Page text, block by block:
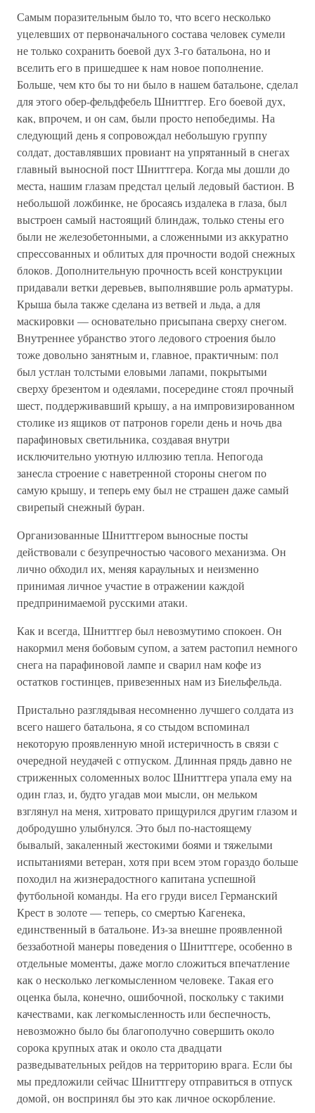
Самым поразительным было то, что всего несколько
уцелевших от первоначального состава человек сумели
не только сохранить боевой дух 3-го батальона, но и
вселить его в пришедшее к нам новое пополнение.
Больше, чем кто бы то ни было в нашем батальоне, сделал
для этого обер-фельдфебель Шниттгер. Его боевой дух,
как, впрочем, и он сам, были просто непобедимы. На
следующий день я сопровождал небольшую группу
солдат, доставлявших провиант на упрятанный в снегах
главный выносной пост Шниттгера. Когда мы дошли до
места, нашим глазам предстал целый ледовый бастион. В
небольшой ложбинке, не бросаясь издалека в глаза, был
выстроен самый настоящий блиндаж, только стены его
были не железобетонными, а сложенными из аккуратно
спрессованных и облитых для прочности водой снежных
блоков. Дополнительную прочность всей конструкции
придавали ветки деревьев, выполнявшие роль арматуры.
Крыша была также сделана из ветвей и льда, а для
маскировки — основательно присыпана сверху снегом.
Внутреннее убранство этого ледового строения было
тоже довольно занятным и, главное, практичным: пол
был устлан толстыми еловыми лапами, покрытыми
сверху брезентом и одеялами, посередине стоял прочный
шест, поддерживавший крышу, а на импровизированном
столике из ящиков от патронов горели день и ночь два
парафиновых светильника, создавая внутри
исключительно уютную иллюзию тепла. Непогода
занесла строение с наветренной стороны снегом по
самую крышу, и теперь ему был не страшен даже самый
свирепый снежный буран.
Организованные Шниттгером выносные посты
действовали с безупречностью часового механизма. Он
лично обходил их, меняя караульных и неизменно
принимая личное участие в отражении каждой
предпринимаемой русскими атаки.
Как и всегда, Шниттгер был невозмутимо спокоен. Он
накормил меня бобовым супом, а затем растопил немного
снега на парафиновой лампе и сварил нам кофе из
остатков гостинцев, привезенных нам из Биельфельда.
Пристально разглядывая несомненно лучшего солдата из
всего нашего батальона, я со стыдом вспоминал
некоторую проявленную мной истеричность в связи с
очередной неудачей с отпуском. Длинная прядь давно не
стриженных соломенных волос Шниттгера упала ему на
один глаз, и, будто угадав мои мысли, он мельком
взглянул на меня, хитровато прищурился другим глазом и
добродушно улыбнулся. Это был по-настоящему
бывалый, закаленный жестокими боями и тяжелыми
испытаниями ветеран, хотя при всем этом гораздо больше
походил на жизнерадостного капитана успешной
футбольной команды. На его груди висел Германский
Крест в золоте — теперь, со смертью Кагенека,
единственный в батальоне. Из-за внешне проявленной
беззаботной манеры поведения о Шниттгере, особенно в
отдельные моменты, даже могло сложиться впечатление
как о несколько легкомысленном человеке. Такая его
оценка была, конечно, ошибочной, поскольку с такими
качествами, как легкомысленность или беспечность,
невозможно было бы благополучно совершить около
сорока крупных атак и около ста двадцати
разведывательных рейдов на территорию врага. Если бы
мы предложили сейчас Шниттгеру отправиться в отпуск
домой, он воспринял бы это как личное оскорбление.